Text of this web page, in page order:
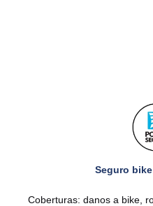
Seguro
Coberturas: danos a bike,